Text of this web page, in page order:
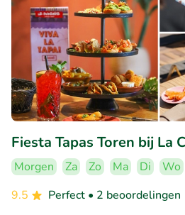
Fiesta Tapas Toren bij La
Morgen Za Zo Ma Di
Wo
9.5
Perfect • 2 beoordelingen